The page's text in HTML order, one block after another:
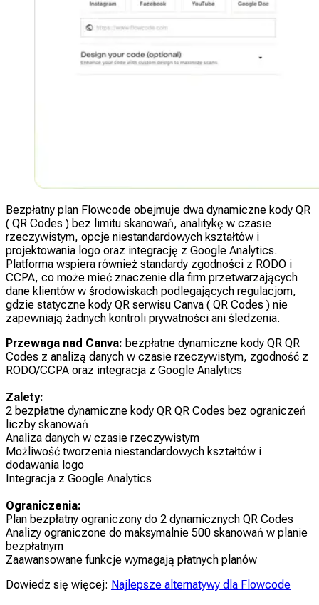
Bezpłatny plan Flowcode obejmuje dwa dynamiczne kody QR
( QR Codes ) bez limitu skanowań, analitykę w czasie
rzeczywistym, opcje niestandardowych kształtów i
projektowania logo oraz integrację z Google Analytics.
Platforma wspiera również standardy zgodności z RODO i
CCPA, co może mieć znaczenie dla firm przetwarzających
dane klientów w środowiskach podlegających regulacjom,
gdzie statyczne kody QR serwisu Canva ( QR Codes ) nie
zapewniają żadnych kontroli prywatności ani śledzenia.
Przewaga nad Canva: bezpłatne dynamiczne kody QR QR
Codes z analizą danych w czasie rzeczywistym, zgodność z
RODO/CCPA oraz integracja z Google Analytics
Zalety:
2 bezpłatne dynamiczne kody QR QR Codes bez ograniczeń
liczby skanowań
Analiza danych w czasie rzeczywistym
Możliwość tworzenia niestandardowych kształtów i
dodawania logo
Integracja z Google Analytics
Ograniczenia:
Plan bezpłatny ograniczony do 2 dynamicznych QR Codes
Analizy ograniczone do maksymalnie 500 skanowań w planie
bezpłatnym
Zaawansowane funkcje wymagają płatnych planów
Dowiedz się więcej: Najlepsze alternatywy dla Flowcode